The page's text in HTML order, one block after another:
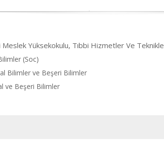
Meslek Yüksekokulu, Tıbbi Hizmetler Ve
(Soc)
Bilimler ve Beşeri Bilimler
ve Beşeri Bilimler